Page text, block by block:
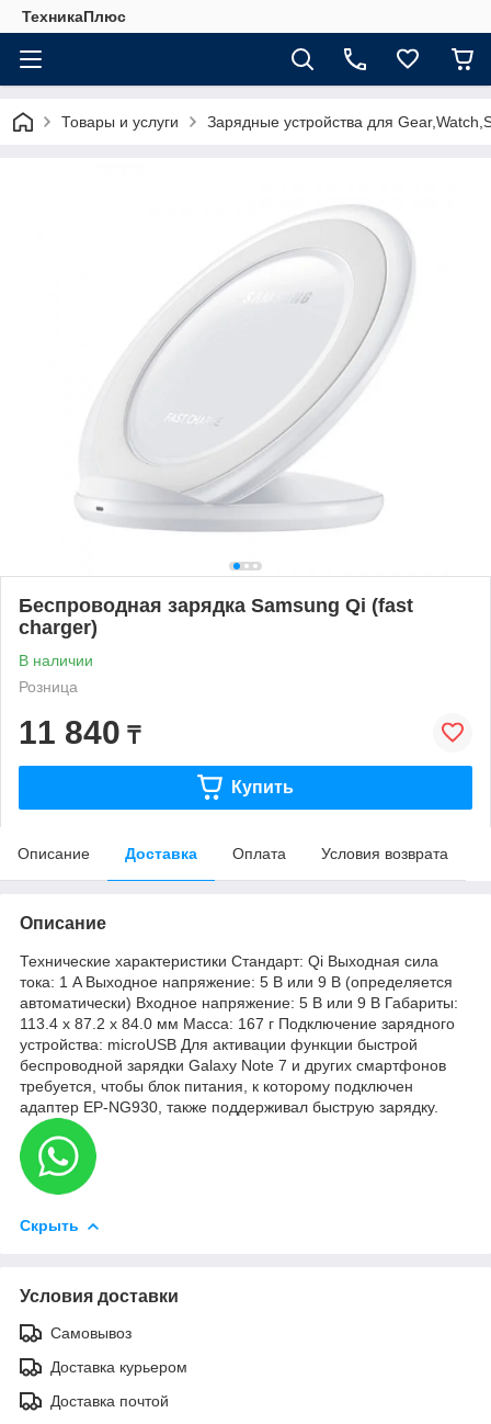
ТехникаПлюс
Товары и услуги Зарядные устройства для
Беспроводная зарядка Samsung Qi (fast
charger)
В наличии
Розница
11 840 ₸
Купить
Описание Доставка Оплата Условия возврата
Описание
Технические характеристики Стандарт: Qi Выходная сила
тока: 1 A Выходное напряжение: 5 В или 9 В (определяется
автоматически) Входное напряжение: 5 В или 9 В Габариты:
113.4 x 87.2 x 84.0 мм Масса: 167 г Подключение зарядного
устройства: microUSB Для активации функции быстрой
беспроводной зарядки Galaxy Note 7 и других смартфонов
требуется, чтобы блок питания, к которому подключен
адаптер EP-NG930, также поддерживал быструю зарядку.
Скрыть
Условия доставки
Самовывоз
Доставка курьером
Доставка почтой